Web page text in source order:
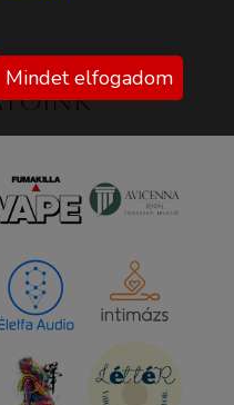
Mindet elfogadom